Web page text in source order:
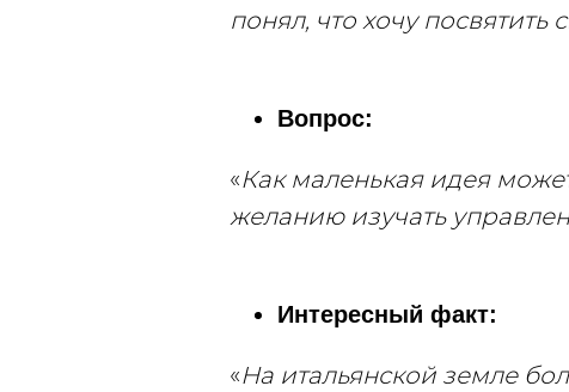
понял, что хочу
Вопрос:
«Как маленькая идея
желанию изучать
Интересный факт:
«На итальянской земле